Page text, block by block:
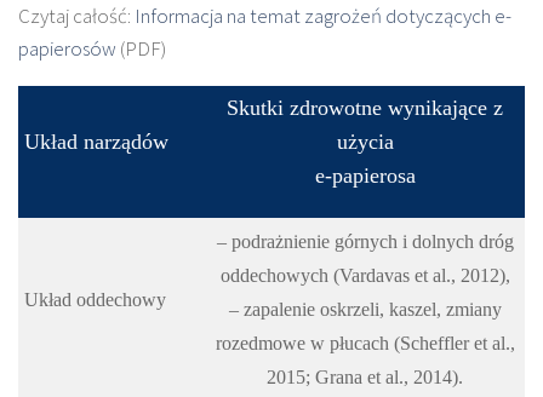
Czytaj całość: Informacja na temat zagrożeń dotyczących e-
papierosów (PDF)
Układ narządów
Skutki zdrowotne wynikające z
użycia
e-papierosa
Układ oddechowy
– podrażnienie górnych i dolnych dróg
oddechowych (Vardavas et al., 2012),
– zapalenie oskrzeli, kaszel, zmiany
rozedmowe w płucach (Scheffler et al.,
2015; Grana et al., 2014).